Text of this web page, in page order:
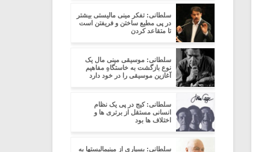
سلطانی: تفکر مینی مالیستی بیشتر
در پی مطیع ساختن و فریفتن است
تا متقاعد کردن
سلطانی: موسیقی مینی مال یک
نوع بازگشت به خاستگاهِ مفاهیم
آغازین موسیقی را در خود دارد
سلطانی: کیج در پی یک نظام
انسانی مستقل از برتری ها و
اختلاف ها بود
سلطانی: بسیاری از مینیمالیستها به